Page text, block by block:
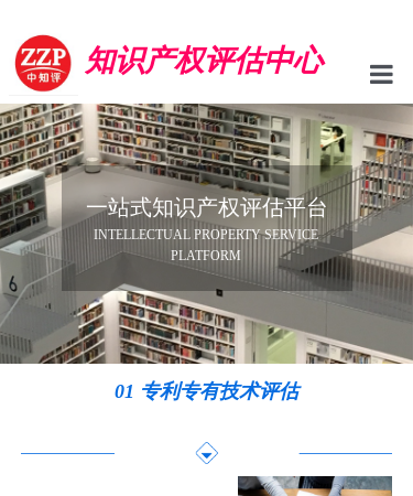
知识产权评估中心
一站式知识产权评估平台
INTELLECTUAL PROPERTY SERVICE
PLATFORM
01 专利专有技术评估